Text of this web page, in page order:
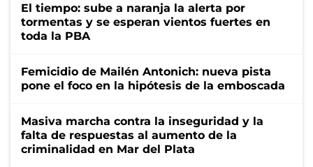
El tiempo: sube a naranja la alerta por
tormentas y se esperan vientos fuertes en
toda la PBA
Femicidio de Mailén Antonich: nueva pista
pone el foco en la hipótesis de la emboscada
Masiva marcha contra la inseguridad y la
falta de respuestas al aumento de la
criminalidad en Mar del Plata